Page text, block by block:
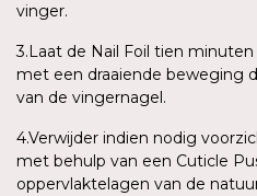
vinger.
3.Laat de Nail Foil tien
met een draaiende beweging
van de vingernagel.
4.Verwijder indien nodig
met behulp van een Cuticle
oppervlaktelagen van de